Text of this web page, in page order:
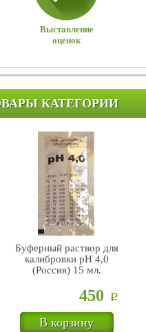
Выставление
оценок
КАТЕГОРИИ
Буферный раствор для
калибровки pH 4,0
(Россия) 15 мл.
450 Р
В корзину